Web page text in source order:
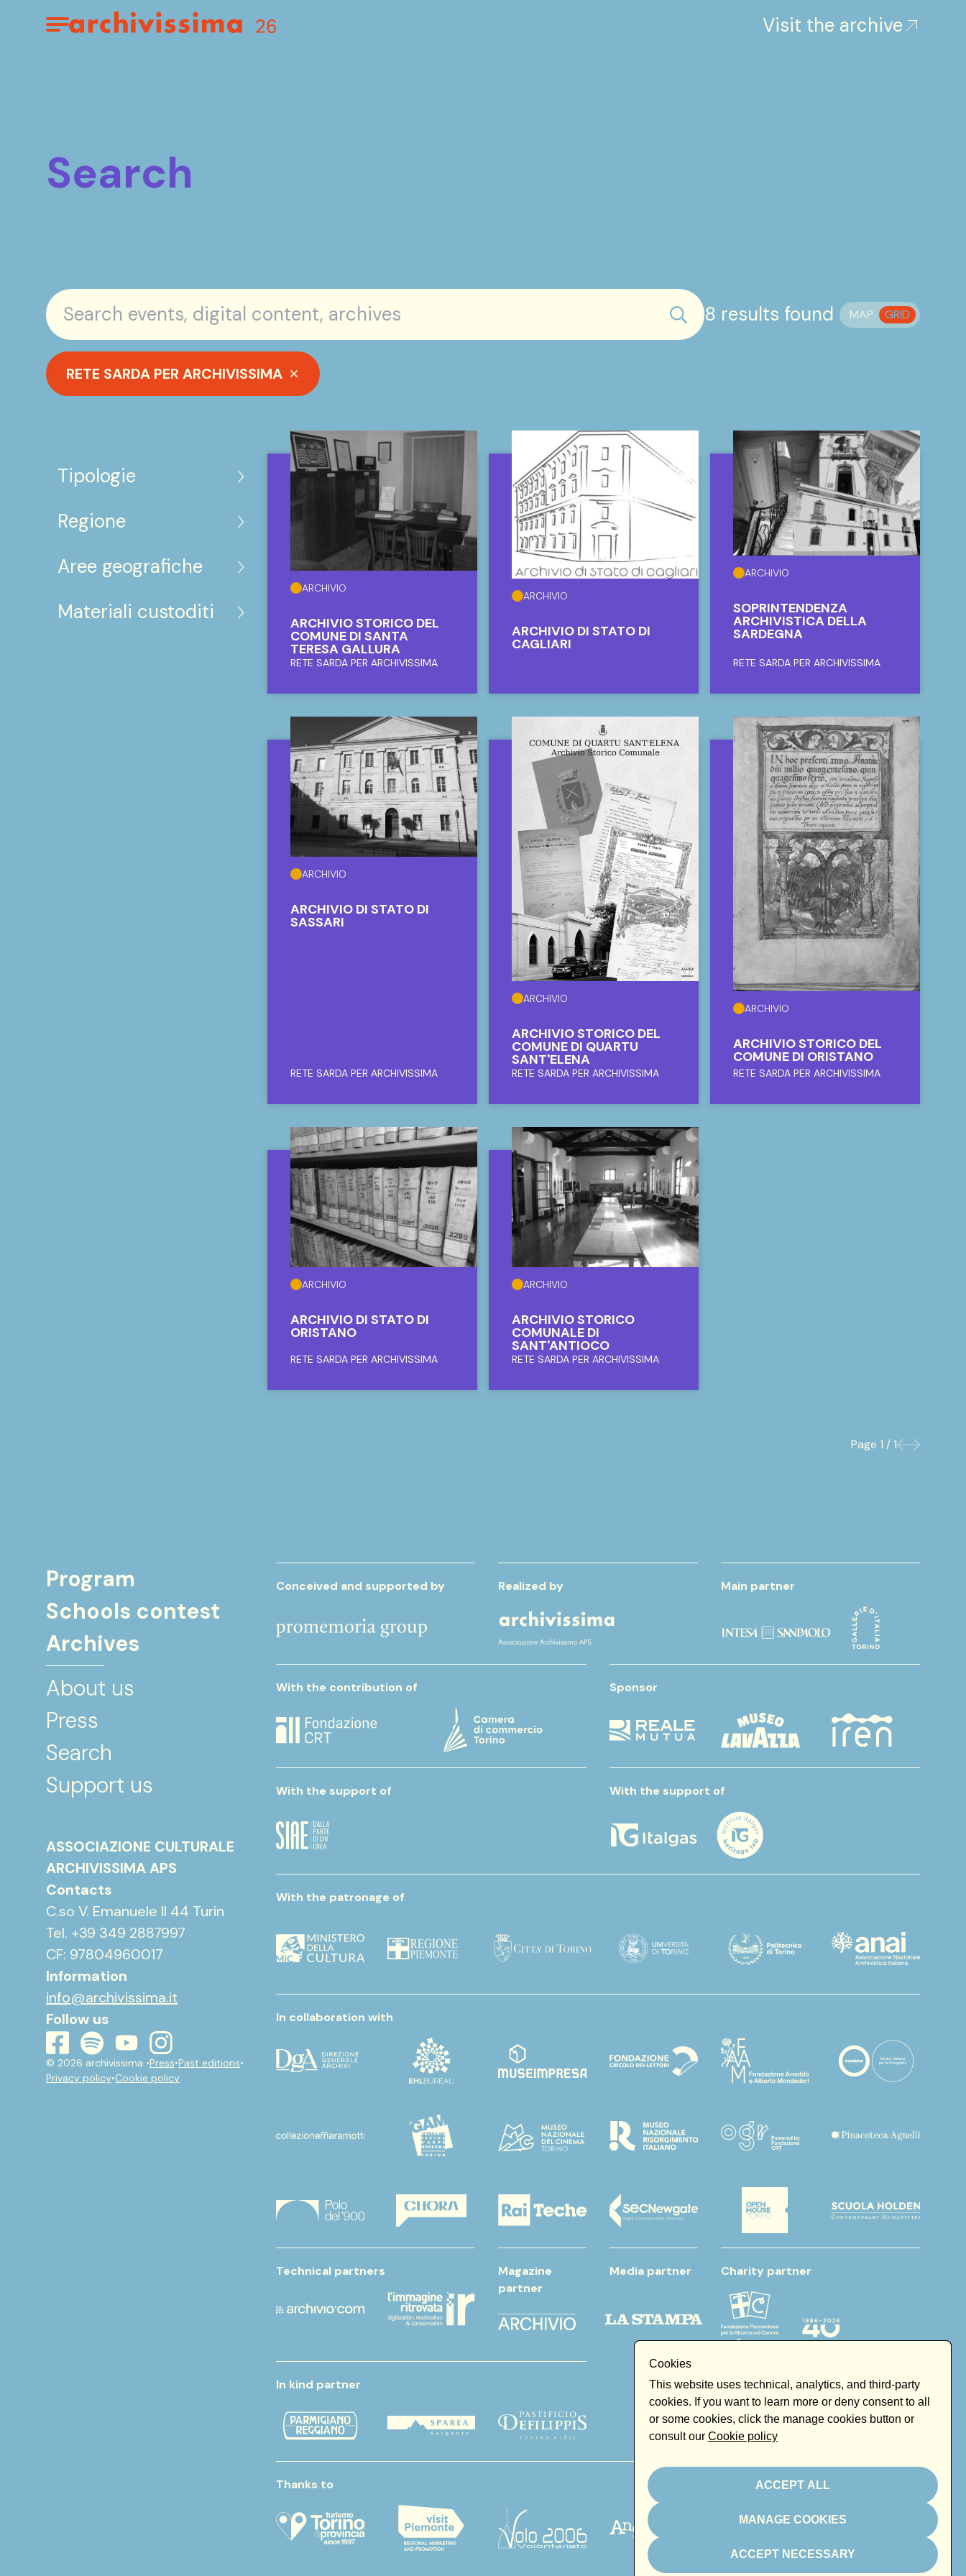
Home page
Apri il menu Visit the archive
Search
searchbar.cerca_button
8 results found MAP GRID
RETE SARDA PER ARCHIVISSIMA
Tipologie
Regione
Aree geografiche
Materiali custoditi
ARCHIVIO
ARCHIVIO STORICO DEL
COMUNE DI SANTA
TERESA GALLURA
RETE SARDA PER ARCHIVISSIMA
ARCHIVIO
ARCHIVIO DI STATO DI
CAGLIARI
ARCHIVIO
SOPRINTENDENZA
ARCHIVISTICA DELLA
SARDEGNA
RETE SARDA PER ARCHIVISSIMA
ARCHIVIO
ARCHIVIO DI STATO DI
SASSARI
RETE SARDA PER ARCHIVISSIMA
ARCHIVIO
ARCHIVIO STORICO DEL
COMUNE DI QUARTU
SANT'ELENA
RETE SARDA PER ARCHIVISSIMA
ARCHIVIO
ARCHIVIO STORICO DEL
COMUNE DI ORISTANO
RETE SARDA PER ARCHIVISSIMA
ARCHIVIO
ARCHIVIO DI STATO DI
ORISTANO
RETE SARDA PER ARCHIVISSIMA
ARCHIVIO
ARCHIVIO STORICO
COMUNALE DI
SANT'ANTIOCO
RETE SARDA PER ARCHIVISSIMA
Page 1 / 1Previous
Next
Program
Schools contest
Archives
About us
Press
Search
Support us
ASSOCIAZIONE CULTURALE
ARCHIVISSIMA APS
Contacts
C.so V. Emanuele II 44 Turin
Tel. +39 349 2887997
CF: 97804960017
Information
info@archivissima.it
Follow us
facebook
spotifyyoutubeinstagram
© 2026 archivissima •Press•Past editions•
Privacy policy•Cookie policy
Conceived and supported by Realized by Main partner
With the contribution of Sponsor
With the support of With the support of
With the patronage of
In collaboration with
Technical partners
Magazine
partner
Media partner Charity partner
In kind partner
Thanks to
Cookies
This website uses technical, analytics, and third-party
cookies. If you want to learn more or deny consent to all
or some cookies, click the manage cookies button or
consult our Cookie policy
ACCEPT ALL
MANAGE COOKIES
ACCEPT NECESSARY